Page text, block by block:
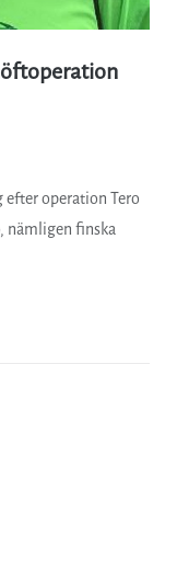
operation Tero
nämligen finska